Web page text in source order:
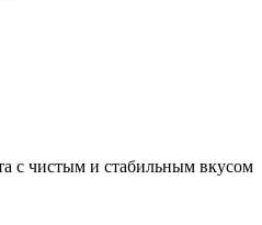
с чистым и стабильным вкусом